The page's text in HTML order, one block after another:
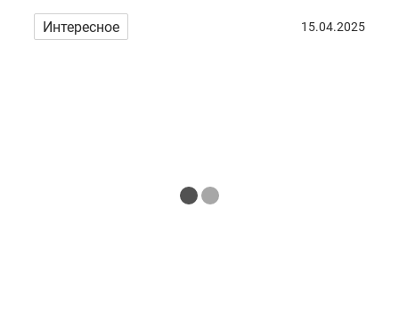
Интересное 15.04.2025